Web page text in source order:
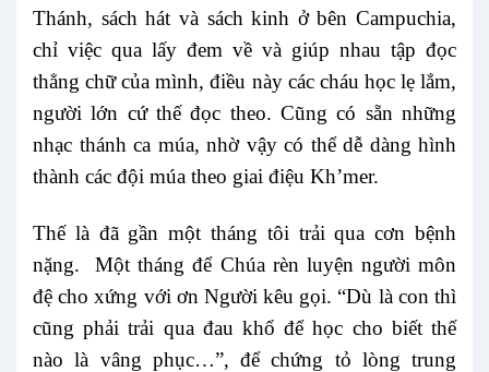
Thánh, sách hát và sách kinh ở bên Campuchia,
chỉ việc qua lấy đem về và giúp nhau tập đọc
thẳng chữ của mình, điều này các cháu học lẹ lắm,
người lớn cứ thế đọc theo. Cũng có sẵn những
nhạc thánh ca múa, nhờ vậy có thể dễ dàng hình
thành các đội múa theo giai điệu Kh’mer.
Thế là đã gần một tháng tôi trải qua cơn bệnh
nặng. Một tháng để Chúa rèn luyện người môn
đệ cho xứng với ơn Người kêu gọi. “Dù là con thì
cũng phải trải qua đau khổ để học cho biết thế
nào là vâng phục…”, để chứng tỏ lòng trung